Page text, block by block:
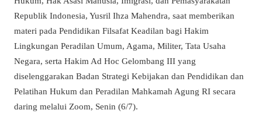
Republik Indonesia, Yusril Ihza Mahendra, saat memberikan
materi pada Pendidikan Filsafat Keadilan bagi Hakim
Lingkungan Peradilan Umum, Agama, Militer, Tata Usaha
Negara, serta Hakim Ad Hoc Gelombang III yang
diselenggarakan Badan Strategi Kebijakan dan Pendidikan dan
Pelatihan Hukum dan Peradilan Mahkamah Agung RI secara
daring melalui Zoom, Senin (6/7).